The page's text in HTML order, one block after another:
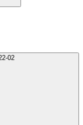
+7(499)220-22-02